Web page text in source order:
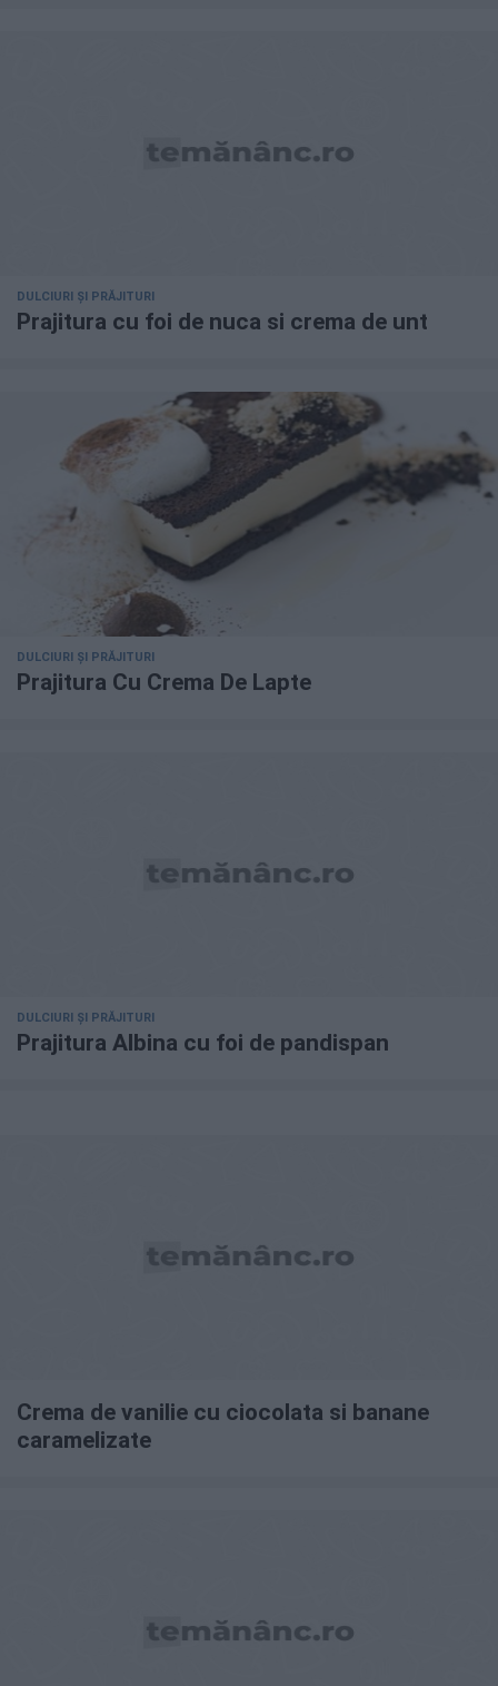
DULCIURI ȘI PRĂJITURI
Prajitura cu foi de nuca si crema de unt
DULCIURI ȘI PRĂJITURI
Prajitura Cu Crema De Lapte
DULCIURI ȘI PRĂJITURI
Prajitura Albina cu foi de pandispan
Crema de vanilie cu ciocolata si banane
caramelizate